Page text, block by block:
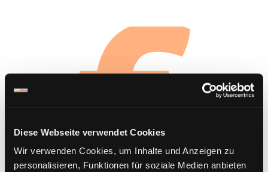
Diese Webseite verwendet Cookies
Wir verwenden Cookies, um Inhalte und Anzeigen zu
personalisieren, Funktionen für soziale Medien anbieten